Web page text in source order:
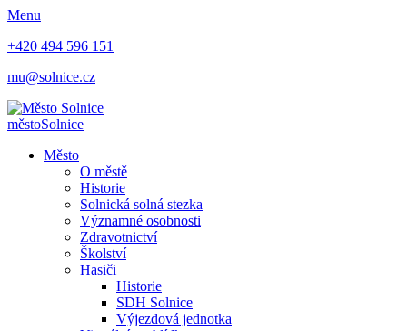
Menu
+420 494 596 151
mu@solnice.cz
městoSolnice
Město
O městě
Historie
Solnická solná stezka
Významné osobnosti
Zdravotnictví
Školství
Hasiči
Historie
SDH Solnice
Výjezdová jednotka